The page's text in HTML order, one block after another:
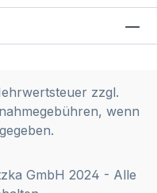
zzgl.
wenn
GmbH 2024 - Alle